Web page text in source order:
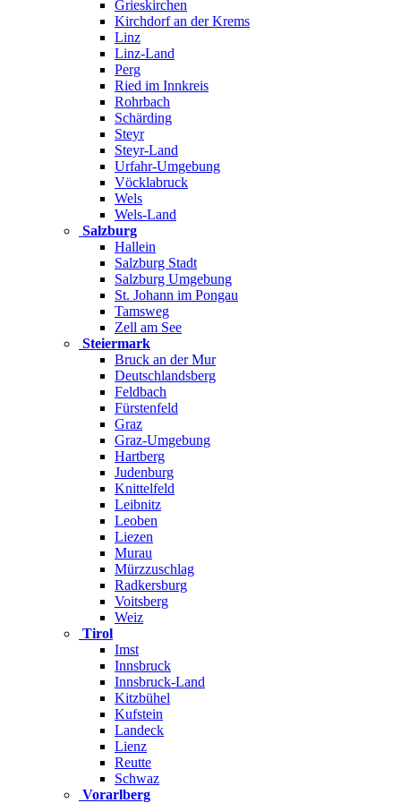
Grieskirchen
Kirchdorf an der Krems
Linz
Linz-Land
Perg
Ried im Innkreis
Rohrbach
Schärding
Steyr
Steyr-Land
Urfahr-Umgebung
Vöcklabruck
Wels
Wels-Land
Salzburg
Hallein
Salzburg Stadt
Salzburg Umgebung
St. Johann im Pongau
Tamsweg
Zell am See
Steiermark
Bruck an der Mur
Deutschlandsberg
Feldbach
Fürstenfeld
Graz
Graz-Umgebung
Hartberg
Judenburg
Knittelfeld
Leibnitz
Leoben
Liezen
Murau
Mürzzuschlag
Radkersburg
Voitsberg
Weiz
Tirol
Imst
Innsbruck
Innsbruck-Land
Kitzbühel
Kufstein
Landeck
Lienz
Reutte
Schwaz
Vorarlberg